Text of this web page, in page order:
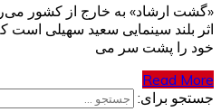
اثر بلند سینمایی سعید سهیلی است
خود را پشت سر می
Read More
جستجو برای: